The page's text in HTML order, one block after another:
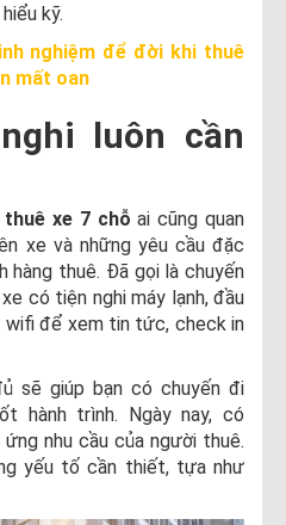
kỹ.
nghiệm để đời khi thuê
mất oan
luôn cần
thuê xe 7 chỗ ai cũng quan
xe và những yêu cầu đặc
hàng thuê. Đã gọi là chuyến
có tiện nghi máy lạnh, đầu
wifi để xem tin tức, check in
sẽ giúp bạn có chuyến đi
hành trình. Ngày nay, có
nhu cầu của người thuê.
yếu tố cần thiết, tựa như